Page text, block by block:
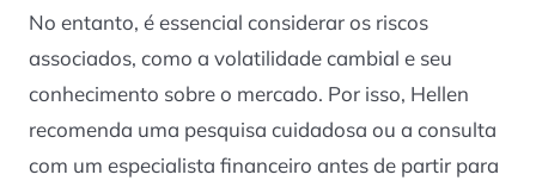
No entanto, é essencial considerar os riscos
associados, como a volatilidade cambial e seu
conhecimento sobre o mercado. Por isso, Hellen
recomenda uma pesquisa cuidadosa ou a consulta
com um especialista financeiro antes de partir para